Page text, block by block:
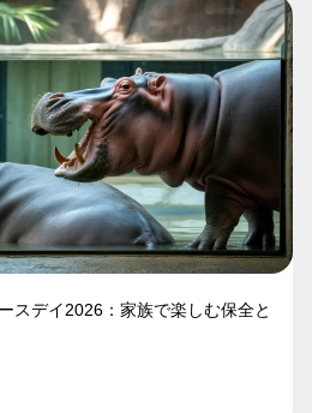
スデイ2026：家族で楽しむ保全と